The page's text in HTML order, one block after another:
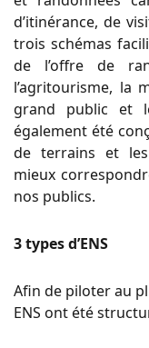
d’itinérance, de
trois schémas
de l’offre de
l’agritourisme, la
grand public et
également été
de terrains et
mieux
nos publics.
3 types d’ENS
Afin de piloter au
ENS ont été